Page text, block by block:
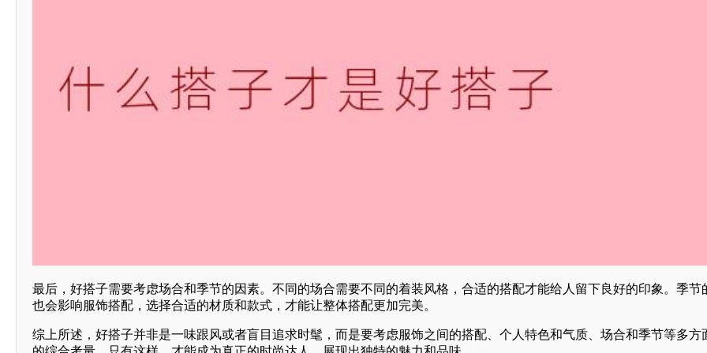
最后，好搭子需要考虑场合和季节的因素。不同的场合需要不同的着装风格，合适的搭配才能给人留下良好的印象。季节
也会影响服饰搭配，选择合适的材质和款式，才能让整体搭配更加完美。
综上所述，好搭子并非是一味跟风或者盲目追求时髦，而是要考虑服饰之间的搭配、个人特色和气质、场合和季节等多方